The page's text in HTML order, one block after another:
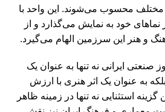
مختلف محسوب می‌شوند. این واحد با
نماهای خود به نمایش می‌گذارد و از
و هنر این سرزمین الهام می‌گیرد.
صنعتی ایرانی نه تنها به عنوان یک
به عنوان یک اثر هنری با ارزش
استثنایی نه تنها در زمینه ظاهر